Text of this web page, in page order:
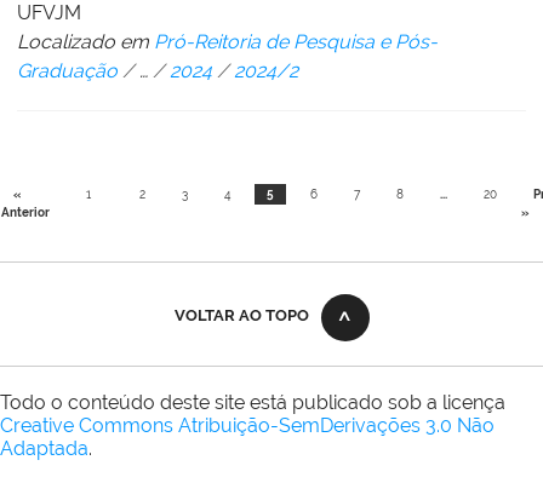
UFVJM
Localizado em Pró-Reitoria de Pesquisa e Pós-
Graduação /… /2024 /2024/2
«
Anterior
1 2 3 4 5 6 7 8 ... 20
»
VOLTAR AO TOPO
Todo o conteúdo deste site está publicado sob a licença
Creative Commons Atribuição-SemDerivações 3.0 Não
Adaptada.